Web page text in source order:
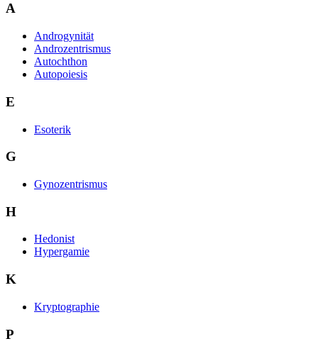
A
Androgynität
Androzentrismus
Autochthon
Autopoiesis
E
Esoterik
G
Gynozentrismus
H
Hedonist
Hypergamie
K
Kryptographie
P